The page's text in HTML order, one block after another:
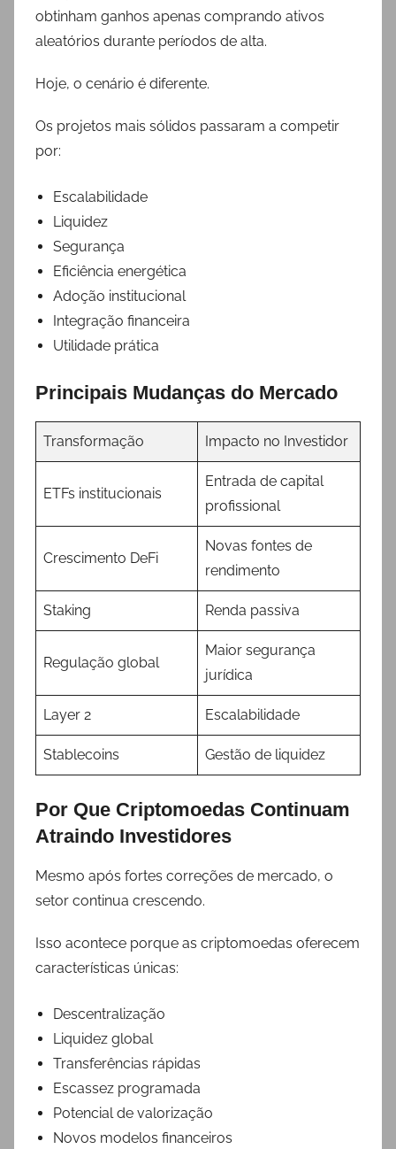
obtinham ganhos apenas comprando ativos
aleatórios durante períodos de alta.
Hoje, o cenário é diferente.
Os projetos mais sólidos passaram a competir
por:
Escalabilidade
Liquidez
Segurança
Eficiência energética
Adoção institucional
Integração financeira
Utilidade prática
Principais Mudanças do Mercado
Transformação Impacto no Investidor
ETFs institucionais
Entrada de capital
profissional
Crescimento DeFi
Novas fontes de
rendimento
Staking Renda passiva
Regulação global
Maior segurança
jurídica
Layer 2 Escalabilidade
Stablecoins Gestão de liquidez
Por Que Criptomoedas Continuam
Atraindo Investidores
Mesmo após fortes correções de mercado, o
setor continua crescendo.
Isso acontece porque as criptomoedas oferecem
características únicas:
Descentralização
Liquidez global
Transferências rápidas
Escassez programada
Potencial de valorização
Novos modelos financeiros